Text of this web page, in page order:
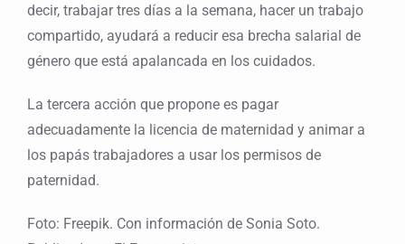
decir, trabajar tres días a la semana, hacer un trabajo
compartido, ayudará a reducir esa brecha salarial de
género que está apalancada en los cuidados.
La tercera acción que propone es pagar
adecuadamente la licencia de maternidad y animar a
los papás trabajadores a usar los permisos de
paternidad.
Foto: Freepik. Con información de Sonia Soto.